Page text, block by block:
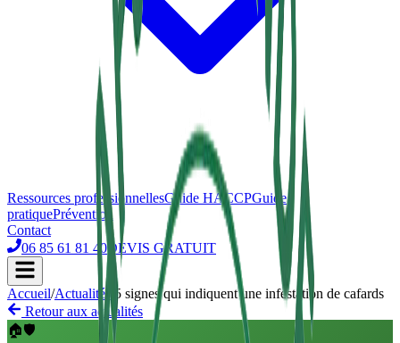
Ressources professionnellesGuide HACCPGuide
pratiquePrévention
Contact
06 85 61 81 40DEVIS GRATUIT
Accueil/Actualités 5 signes qui indiquent une infestation de cafards
Retour aux actualités
🏠🛡️